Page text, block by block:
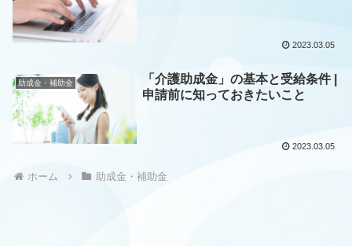
2023.03.05
助成金・補助金
「介護助成金」の基本と受給条件 |
申請前に知っておきたいこと
2023.03.05
ホーム 助成金・補助金